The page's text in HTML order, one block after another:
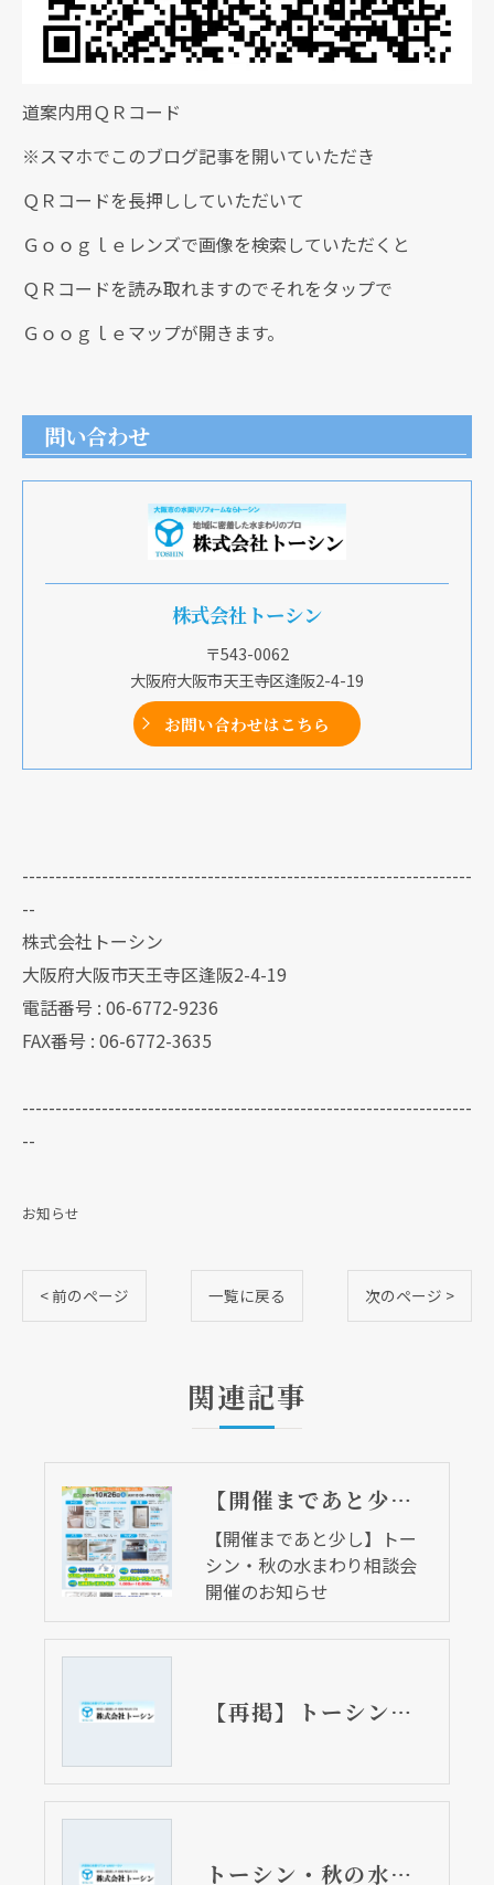
道案内用ＱＲコード
※スマホでこのブログ記事を開いていただき
ＱＲコードを長押ししていただいて
Ｇｏｏｇｌｅレンズで画像を検索していただくと
ＱＲコードを読み取れますのでそれをタップで
Ｇｏｏｇｌｅマップが開きます。
問い合わせ
株式会社トーシン
〒543-0062
大阪府大阪市天王寺区逢阪2-4-19
お問い合わせはこちら
--------------------------------------------------------------------
--
株式会社トーシン
大阪府大阪市天王寺区逢阪2-4-19
電話番号 : 06-6772-9236
FAX番号 : 06-6772-3635
--------------------------------------------------------------------
--
お知らせ
< 前のページ 一覧に戻る 次のページ >
関連記事
【開催まであと少し】トーシン・秋の水まわり相談会開催のお知らせ
【開催まであと少し】トー
シン・秋の水まわり相談会
開催のお知らせ
【再掲】トーシン・秋の水まわり相談会 11月11日開催
トーシン・秋の水まわり相談会 11月11日開催